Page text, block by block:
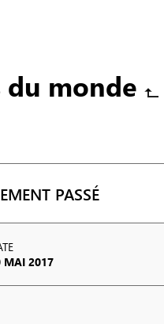
du monde
PASSÉ
MAI 2017